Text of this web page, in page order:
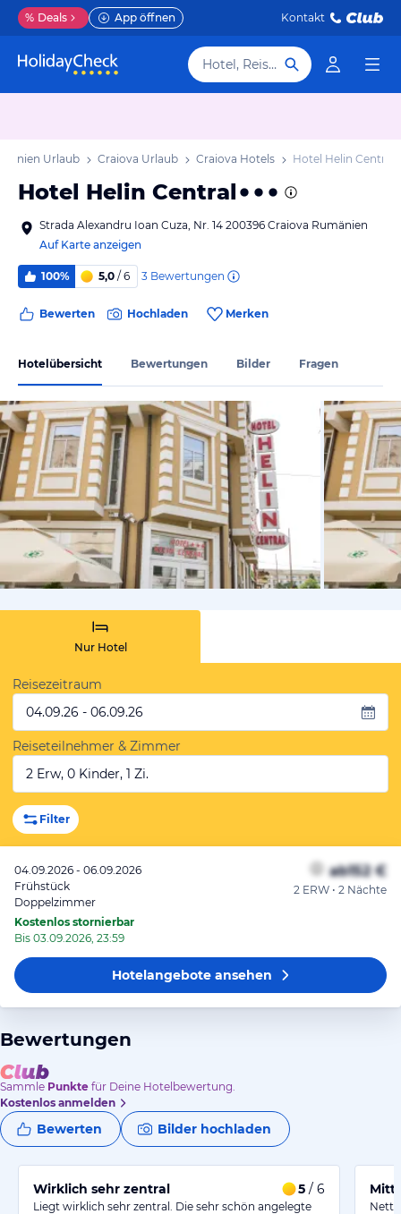
% Deals App öffnen Kontakt
Hotel, Reiseziel
Urlaub Craiova Urlaub Craiova Hotels Hotel Helin Central
Hotel Helin Central
Strada Alexandru Ioan Cuza, Nr. 14 200396 Craiova Rumänien
Auf Karte anzeigen
100% 5,0 / 6 3 Bewertungen
Bewerten Hochladen Merken
Hotelübersicht Bewertungen Bilder Fragen
vom
Nur Hotel
Reisezeitraum
04.09.26 - 06.09.26
Reiseteilnehmer & Zimmer
2 Erw, 0 Kinder, 1 Zi.
Filter
04.09.2026 - 06.09.2026
Frühstück
Doppelzimmer
Kostenlos stornierbar
Bis 03.09.2026, 23:59
ab152 €
2 ERW • 2 Nächte
Hotelangeboteansehen
Bewertungen
Sammle Punkte für Deine Hotelbewertung.
Kostenlos anmelden
Bewerten Bilder hochladen
Wirklich sehr zentral 5 / 6
Liegt wirklich sehr zentral. Die sehr schön angelegte